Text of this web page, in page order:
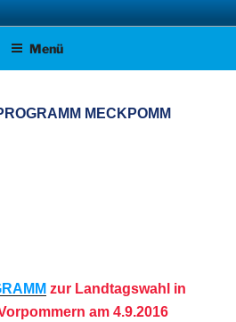
STADE
Menü
MECKPOMM
zur Landtagswahl in
am 4.9.2016